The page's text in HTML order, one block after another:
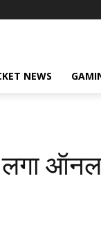
NEWS